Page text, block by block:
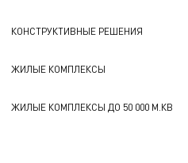
КОНСТРУКТИВНЫЕ РЕШЕНИЯ
ЖИЛЫЕ КОМПЛЕКСЫ
ЖИЛЫЕ КОМПЛЕКСЫ ДО 50 000 М.КВ